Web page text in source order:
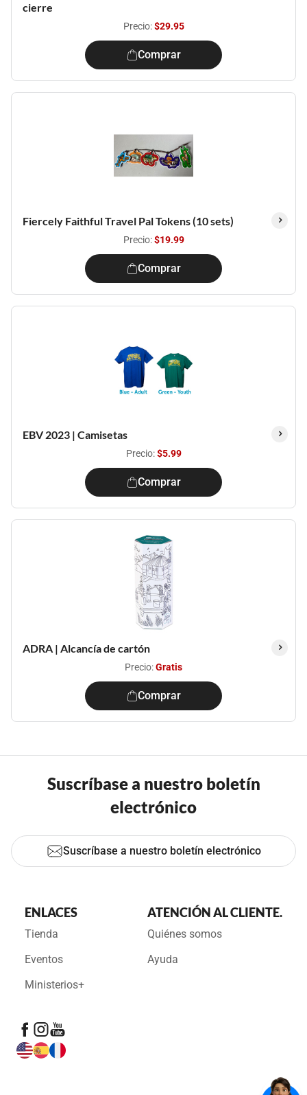
cierre
Precio:$29.95
Comprar
Fiercely Faithful Travel Pal Tokens (10 sets)
Precio:$19.99
Comprar
EBV 2023 | Camisetas
Precio:$5.99
Comprar
ADRA | Alcancía de cartón
Precio:Gratis
Comprar
Suscríbase a nuestro boletín
electrónico
Suscríbase a nuestro boletín electrónico
ENLACES
Tienda
Eventos
Ministerios+
ATENCIÓN AL CLIENTE.
Quiénes somos
Ayuda